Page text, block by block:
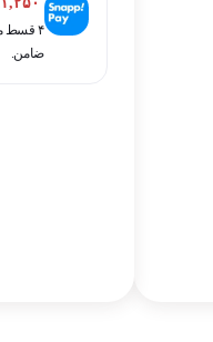
۴ قسط
ضامن.